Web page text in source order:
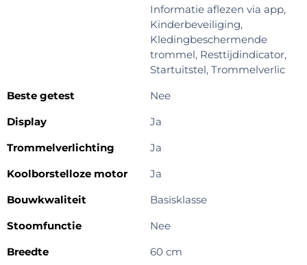
Informatie aflezen via app,
Kinderbeveiliging,
Kledingbeschermende
trommel, Resttijdindicator,
Startuitstel, Trommelverlic
Beste getest
Nee
Display
Ja
Trommelverlichting
Ja
Koolborstelloze motor
Ja
Bouwkwaliteit
Basisklasse
Stoomfunctie
Nee
Breedte
60 cm